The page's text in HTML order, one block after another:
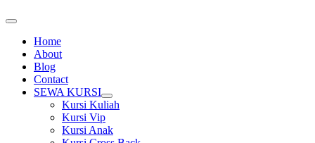
Home
About
Blog
Contact
SEWA KURSI
Show
sub
Kursi Kuliah
Kursi Vip
Kursi Anak